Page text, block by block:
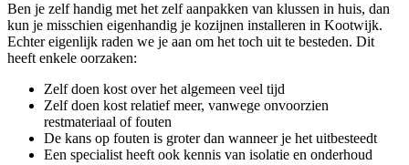
Ben je zelf handig met het zelf aanpakken van klussen in huis, dan
kun je misschien eigenhandig je kozijnen installeren in Kootwijk.
Echter eigenlijk raden we je aan om het toch uit te besteden. Dit
heeft enkele oorzaken:
Zelf doen kost over het algemeen veel tijd
Zelf doen kost relatief meer, vanwege onvoorzien
restmateriaal of fouten
De kans op fouten is groter dan wanneer je het uitbesteedt
Een specialist heeft ook kennis van isolatie en onderhoud